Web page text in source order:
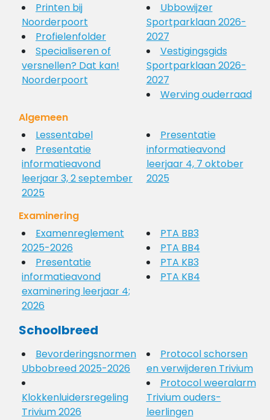
Printen bij
Noorderpoort
Profielenfolder
Specialiseren of
versnellen? Dat kan!
Noorderpoort
Ubbowijzer
Sportparklaan 2026-
2027
Vestigingsgids
Sportparklaan 2026-
2027
Werving ouderraad
Algemeen
Lessentabel
Presentatie
informatieavond
leerjaar 3, 2 september
2025
Presentatie
informatieavond
leerjaar 4, 7 oktober
2025
Examinering
Examenreglement
2025-2026
Presentatie
informatieavond
examinering leerjaar 4;
2026
PTA BB3
PTA BB4
PTA KB3
PTA KB4
Schoolbreed
Bevorderingsnormen
Ubbobreed 2025-2026
Klokkenluidersregeling
Trivium 2026
Protocol schorsen
en verwijderen Trivium
Protocol weeralarm
Trivium ouders-
leerlingen